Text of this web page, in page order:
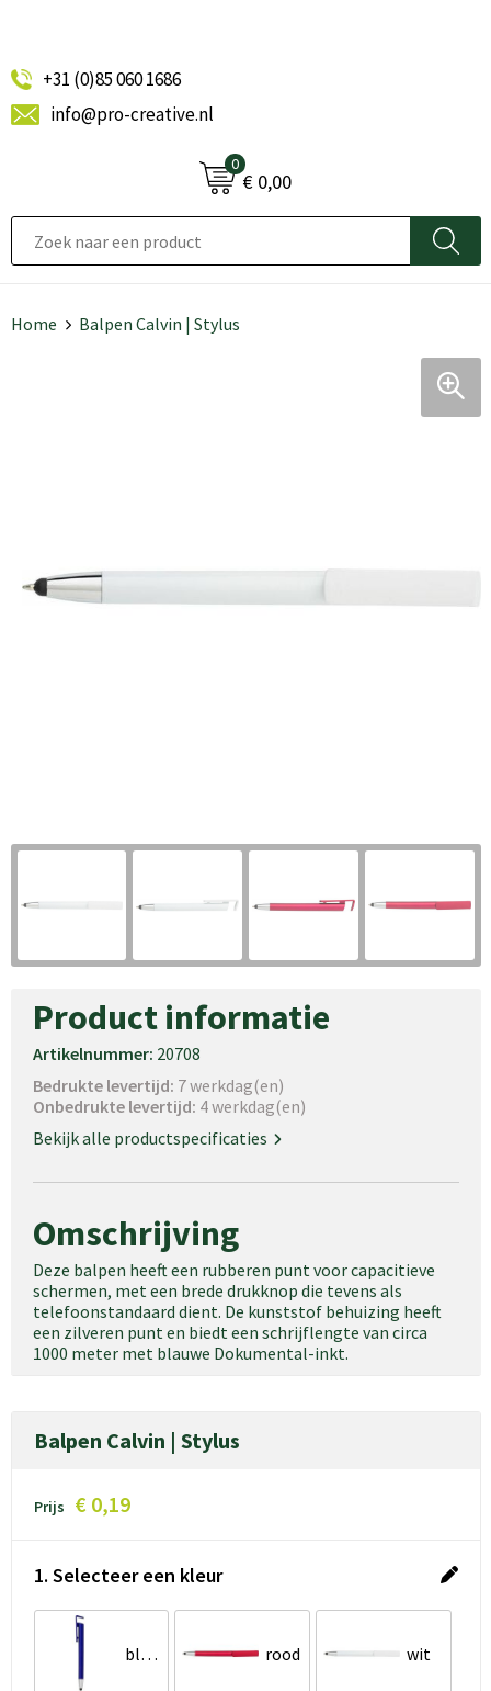
+31 (0)85 060 1686
info@pro-creative.nl
0
€ 0,00
Home Balpen Calvin | Stylus
Product informatie
Artikelnummer: 20708
Bedrukte levertijd: 7 werkdag(en)
Onbedrukte levertijd: 4 werkdag(en)
Bekijk alle productspecificaties
Omschrijving
Deze balpen heeft een rubberen punt voor capacitieve
schermen, met een brede drukknop die tevens als
telefoonstandaard dient. De kunststof behuizing heeft
een zilveren punt en biedt een schrijflengte van circa
1000 meter met blauwe Dokumental-inkt.
Balpen Calvin | Stylus
Prijs € 0,19
1. Selecteer een kleur
blauw rood wit